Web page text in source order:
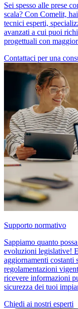
Sei spesso alle prese
scala? Con Comelit,
tecnici esperti,
avanzati a cui puoi
progettuali con
Contattaci per una
Supporto normativo
Sappiamo quanto
evoluzioni legislative!
aggiornamenti costanti
regolamentazioni
ricevere informazioni
sicurezza dei tuoi
Chiedi ai nostri esperti